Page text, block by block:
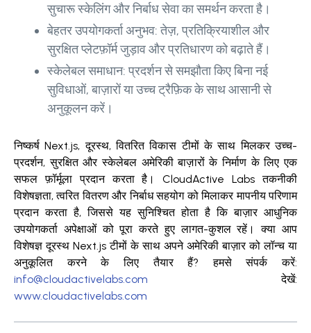
सुचारू स्केलिंग और निर्बाध सेवा का समर्थन करता है।
बेहतर उपयोगकर्ता अनुभव: तेज़, प्रतिक्रियाशील और
सुरक्षित प्लेटफ़ॉर्म जुड़ाव और प्रतिधारण को बढ़ाते हैं।
स्केलेबल समाधान: प्रदर्शन से समझौता किए बिना नई
सुविधाओं, बाज़ारों या उच्च ट्रैफ़िक के साथ आसानी से
अनुकूलन करें।
निष्कर्ष Next.js, दूरस्थ, वितरित विकास टीमों के साथ मिलकर उच्च-
प्रदर्शन, सुरक्षित और स्केलेबल अमेरिकी बाज़ारों के निर्माण के लिए एक
सफल फ़ॉर्मूला प्रदान करता है। CloudActive Labs तकनीकी
विशेषज्ञता, त्वरित वितरण और निर्बाध सहयोग को मिलाकर मापनीय परिणाम
प्रदान करता है, जिससे यह सुनिश्चित होता है कि बाज़ार आधुनिक
उपयोगकर्ता अपेक्षाओं को पूरा करते हुए लागत-कुशल रहें। क्या आप
विशेषज्ञ दूरस्थ Next.js टीमों के साथ अपने अमेरिकी बाज़ार को लॉन्च या
अनुकूलित करने के लिए तैयार हैं? हमसे संपर्क करें:
info@cloudactivelabs.com देखें:
www.cloudactivelabs.com